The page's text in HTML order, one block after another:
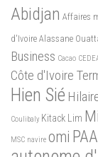
Abidjan Affaires
d'Ivoire Alassane
Business Cacao
Côte d'Ivoire
Hien Sié
Coulibaly Kitack Lim
MSC navire omi PAA